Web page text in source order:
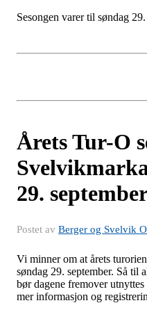
Sesongen varer til søndag 29.
Årets Tur-O
29.
Postet av Berger og Svelvik
Vi minner om at årets
søndag 29. september. Så til
bør dagene fremover utnyttes
mer informasjon og